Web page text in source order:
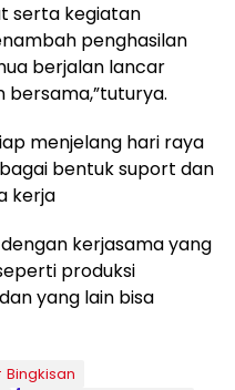
serta kegiatan
penghasilan
berjalan lancar
bersama,”tuturya.
menjelang hari raya
bentuk suport dan
kerja
kerjasama yang
produksi
yang lain bisa
Bingkisan